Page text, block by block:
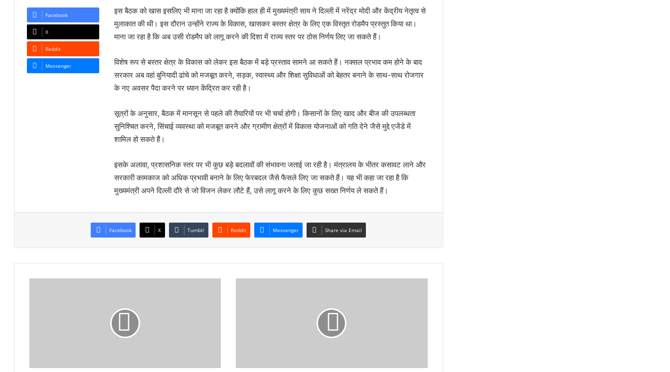
इस बैठक को खास इसलिए भी माना जा रहा है क्योंकि हाल ही में मुख्यमंत्री साय ने दिल्ली मेंनरेंद्र मोदीऔर केंद्रीय नेतृत्व से
मुलाकात की थी। इस दौरान उन्होंने राज्य के विकास, खासकर बस्तर क्षेत्र के लिए एक विस्तृत रोडमैप प्रस्तुत किया था।
माना जा रहा है कि अब उसी रोडमैप को लागू करने की दिशा में राज्य स्तर पर ठोस निर्णय लिए जा सकते हैं।
विशेष रूप सेबस्तर क्षेत्र के विकास को लेकर इस बैठक में बड़े प्रस्ताव सामने आ सकते हैं। नक्सल प्रभाव कम होने के बाद
सरकार अब वहां बुनियादी ढांचे को मजबूत करने, सड़क, स्वास्थ्य और शिक्षा सुविधाओं को बेहतर बनाने के साथ-साथ रोजगार
के नए अवसर पैदा करने पर ध्यान केंद्रित कर रही है।
सूत्रों के अनुसार, बैठक में मानसून से पहले की तैयारियों पर भी चर्चा होगी। किसानों के लिए खाद और बीज की उपलब्धता
सुनिश्चित करने, सिंचाई व्यवस्था को मजबूत करने और ग्रामीण क्षेत्रों में विकास योजनाओं को गति देने जैसे मुद्दे एजेंडे में
शामिल हो सकते हैं।
इसके अलावा, प्रशासनिक स्तर पर भी कुछ बड़े बदलावों की संभावना जताई जा रही है। मंत्रालय के भीतर कसावट लाने और
सरकारी कामकाज को अधिक प्रभावी बनाने के लिए फेरबदल जैसे फैसले लिए जा सकते हैं। यह भी कहा जा रहा है कि
मुख्यमंत्री अपने दिल्ली दौरे से जो विजन लेकर लौटे हैं, उसे लागू करने के लिए कुछ सख्त निर्णय ले सकते हैं।
Facebook
X
Reddit
Messenger
Facebook X Tumblr Reddit Messenger Share via Email